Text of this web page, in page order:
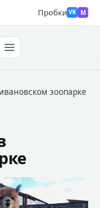
Пробки VK M
Найти
зоопарке